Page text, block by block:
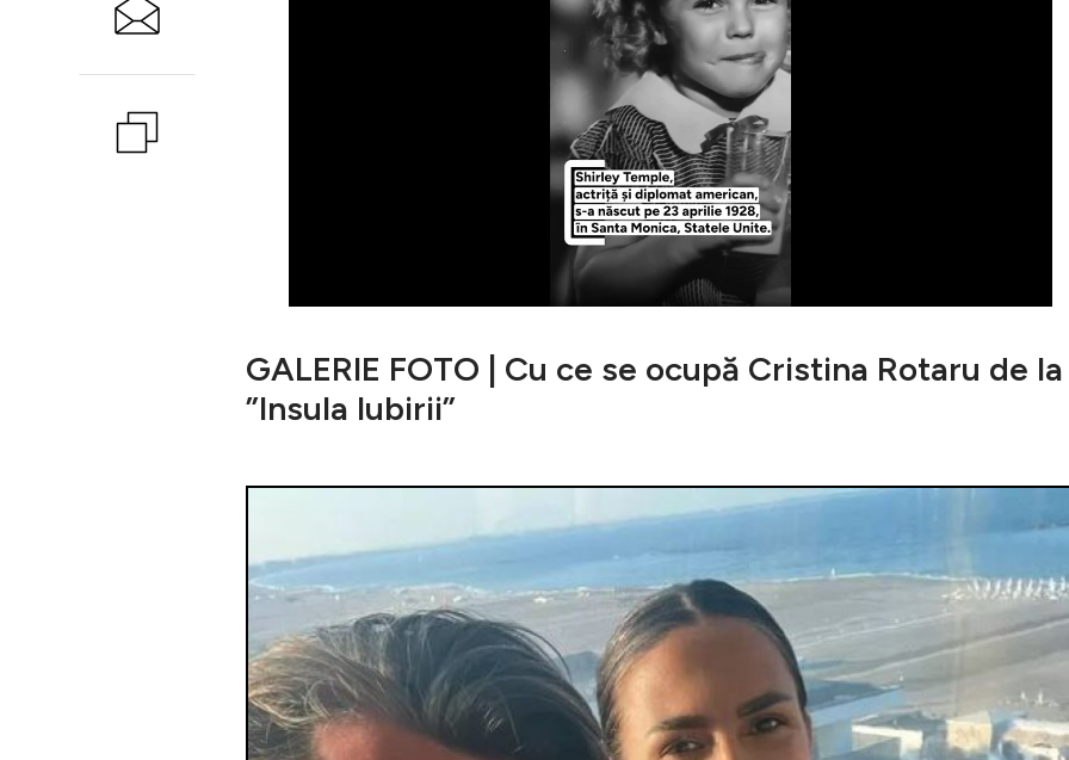
GALERIE FOTO | Cu ce se ocupă Cristina Rotaru de la
”Insula Iubirii”